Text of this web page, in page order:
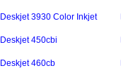
Deskjet 3930 Color Inkjet
Deskjet 450cbi
Deskjet 460cb